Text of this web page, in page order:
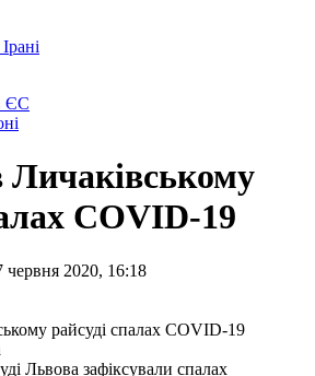
ЄС
Личаківському
COVID-19
2020, 16:18
Львова зафіксували спалах